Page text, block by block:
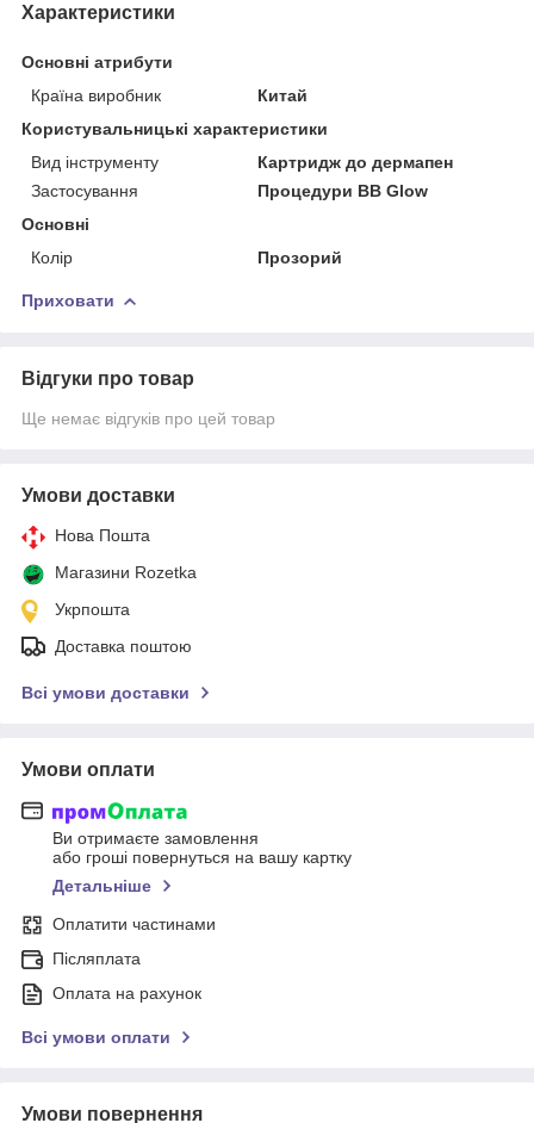
Характеристики
Основні атрибути
Країна виробник
Китай
Користувальницькі характеристики
Вид інструменту
Картридж до дермапен
Застосування
Процедури BB Glow
Основні
Колір
Прозорий
Приховати
Відгуки про товар
Ще немає відгуків про цей товар
Умови доставки
Нова Пошта
Магазини Rozetka
Укрпошта
Доставка поштою
Всі умови доставки
Умови оплати
Ви отримаєте замовлення
або гроші повернуться на вашу картку
Детальніше
Оплатити частинами
Післяплата
Оплата на рахунок
Всі умови оплати
Умови повернення